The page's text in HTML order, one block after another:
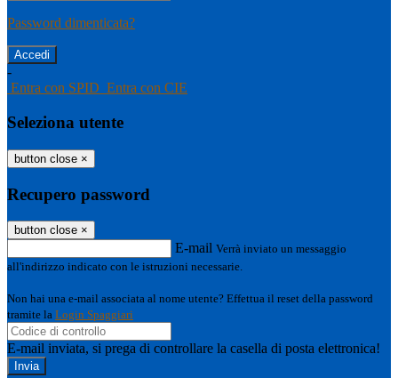
Password dimenticata?
-
Entra con SPID Entra con CIE
Seleziona utente
button close ×
Recupero password
button close ×
E-mail Verrà inviato un messaggio
all'indirizzo indicato con le istruzioni necessarie.
Non hai una e-mail associata al nome utente? Effettua il reset della password
tramite la Login Spaggiari
E-mail inviata, si prega di controllare la casella di posta elettronica!